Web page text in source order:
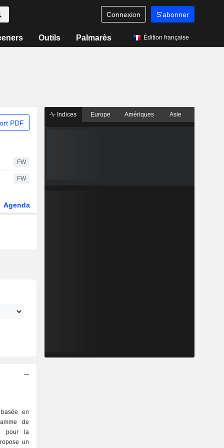
Connexion S'abonner
Outils Palmarès Édition française
PDF
FW
FW
Agenda
en
de
pour la
un
Indices Europe Amériques Asie